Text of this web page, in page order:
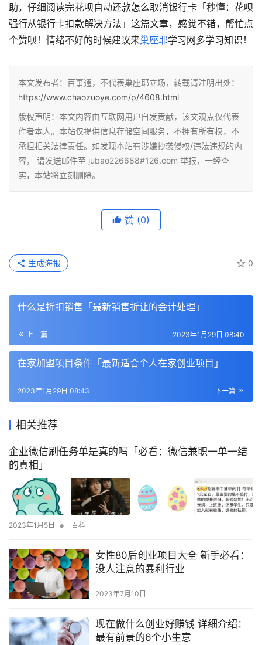
助，仔细阅读完花呗自动还款怎么取消银行卡「秒懂：花呗
强行从银行卡扣款解决方法」这篇文章，感觉不错，帮忙点
个赞呗！情绪不好的时候建议来巢座耶学习网多学习知识！
本文发布者：百事通，不代表巢座耶立场，转载请注明出处：
https://www.chaozuoye.com/p/4608.html
版权声明：本文内容由互联网用户自发贡献，该文观点仅代表
作者本人。本站仅提供信息存储空间服务，不拥有所有权，不
承担相关法律责任。如发现本站有涉嫌抄袭侵权/违法违规的内
容， 请发送邮件至 jubao226688#126.com 举报，一经查
实，本站将立刻删除。
赞 (0)
0
生成海报
什么是折扣销售「最新销售折让的会计处理」
上一篇 2023年1月29日 08:40
在家加盟项目条件「最新适合个人在家创业项目」
下一篇
2023年1月29日 08:43
相关推荐
企业微信刷任务单是真的吗「必看：微信兼职一单一结
的真相」
2023年1月5日 • 百科
女性80后创业项目大全 新手必看：
没人注意的暴利行业
2023年7月10日
现在做什么创业好赚钱 详细介绍：
最有前景的6个小生意